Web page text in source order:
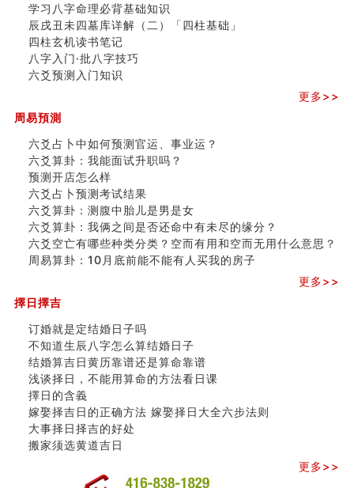
学习八字命理必背基础知识
辰戌丑未四墓库详解（二）「四柱基础」
四柱玄机读书笔记
八字入门·批八字技巧
六爻预测入门知识
更多>>
周易預測
六爻占卜中如何预测官运、事业运？
六爻算卦：我能面试升职吗？
预测开店怎么样
六爻占卜预测考试结果
六爻算卦：测腹中胎儿是男是女
六爻算卦：我俩之间是否还命中有未尽的缘分？
六爻空亡有哪些种类分类？空而有用和空而无用什么意思？
周易算卦：10月底前能不能有人买我的房子
更多>>
擇日擇吉
订婚就是定结婚日子吗
不知道生辰八字怎么算结婚日子
结婚算吉日黄历靠谱还是算命靠谱
浅谈择日，不能用算命的方法看日课
擇日的含義
嫁娶择吉日的正确方法 嫁娶择日大全六步法则
大事择日择吉的好处
搬家须选黄道吉日
更多>>